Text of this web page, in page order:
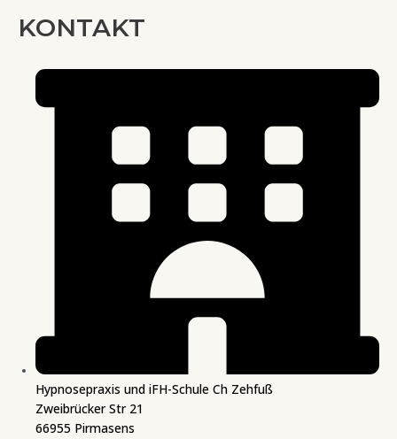
KONTAKT
Hypnosepraxis und iFH-Schule Ch Zehfuß
Zweibrücker Str 21
66955 Pirmasens